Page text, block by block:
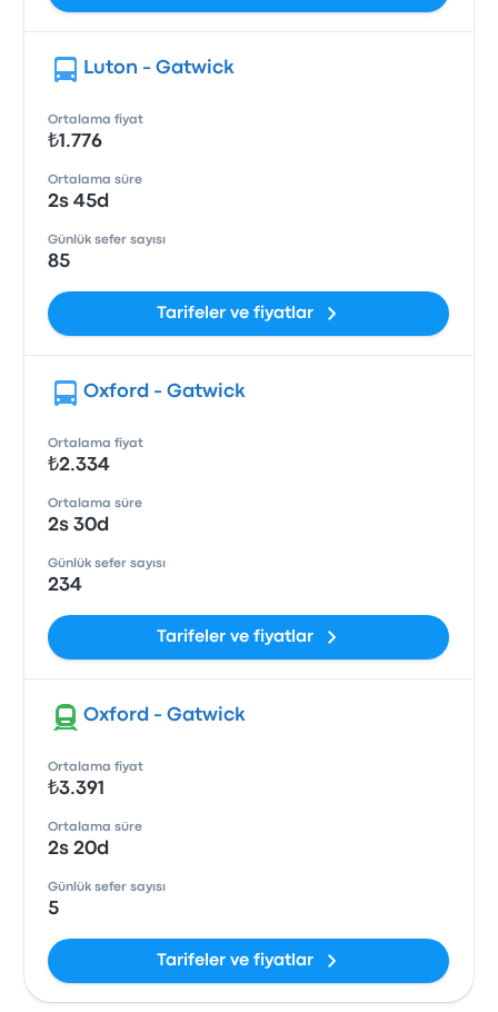
Luton - Gatwick
Ortalama fiyat
₺1.776
Ortalama süre
2s 45d
Günlük sefer sayısı
85
Tarifeler ve fiyatlar
Oxford - Gatwick
Ortalama fiyat
₺2.334
Ortalama süre
2s 30d
Günlük sefer sayısı
234
Tarifeler ve fiyatlar
Oxford - Gatwick
Ortalama fiyat
₺3.391
Ortalama süre
2s 20d
Günlük sefer sayısı
5
Tarifeler ve fiyatlar